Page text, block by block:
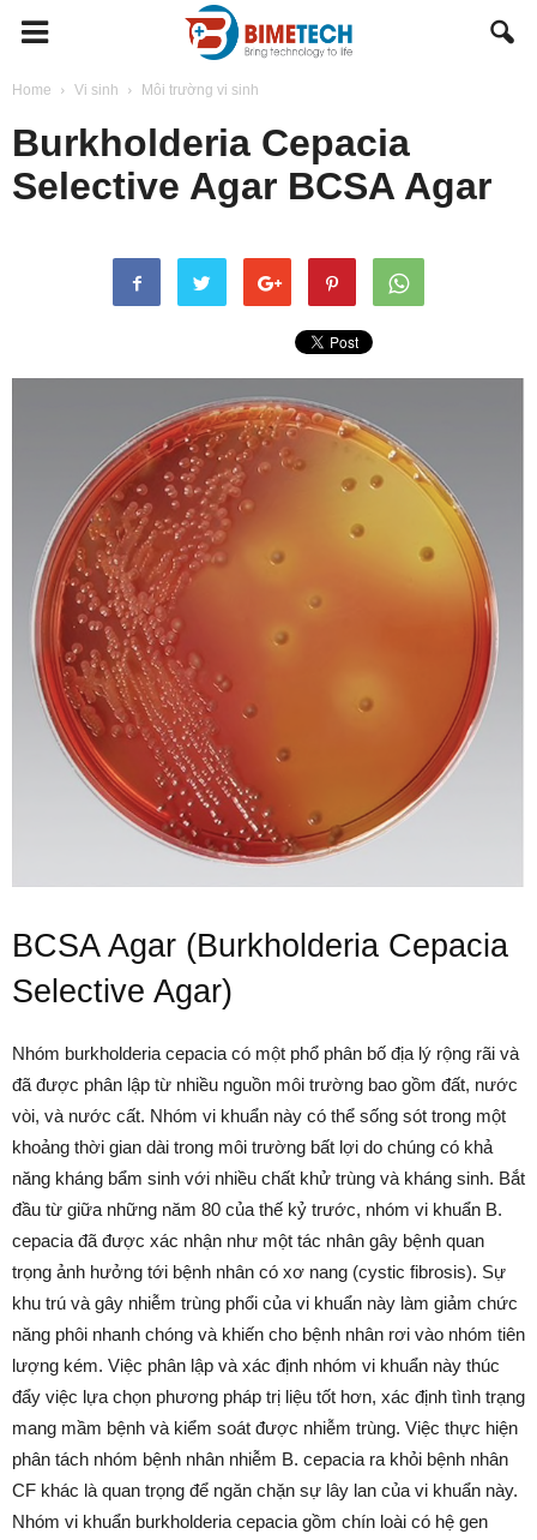
BIMETECH
Home Vi sinh Môi trường vi sinh
Burkholderia Cepacia
Selective Agar BCSA Agar
BCSA Agar (Burkholderia Cepacia
Selective Agar)
Nhóm burkholderia cepacia có một phổ phân bố địa lý rộng rãi và
đã được phân lập từ nhiều nguồn môi trường bao gồm đất, nước
vòi, và nước cất. Nhóm vi khuẩn này có thể sống sót trong một
khoảng thời gian dài trong môi trường bất lợi do chúng có khả
năng kháng bẩm sinh với nhiều chất khử trùng và kháng sinh. Bắt
đầu từ giữa những năm 80 của thế kỷ trước, nhóm vi khuẩn B.
cepacia đã được xác nhận như một tác nhân gây bệnh quan
trọng ảnh hưởng tới bệnh nhân có xơ nang (cystic fibrosis). Sự
khu trú và gây nhiễm trùng phổi của vi khuẩn này làm giảm chức
năng phôi nhanh chóng và khiến cho bệnh nhân rơi vào nhóm tiên
lượng kém. Việc phân lập và xác định nhóm vi khuẩn này thúc
đẩy việc lựa chọn phương pháp trị liệu tốt hơn, xác định tình trạng
mang mầm bệnh và kiểm soát được nhiễm trùng. Việc thực hiện
phân tách nhóm bệnh nhân nhiễm B. cepacia ra khỏi bệnh nhân
CF khác là quan trọng để ngăn chặn sự lây lan của vi khuẩn này.
Nhóm vi khuẩn burkholderia cepacia gồm chín loài có hệ gen